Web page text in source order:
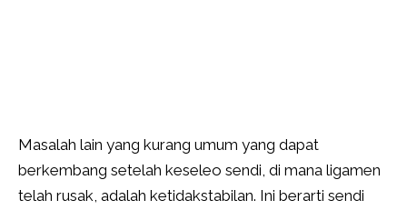
Masalah lain yang kurang umum yang dapat
berkembang setelah keseleo sendi, di mana ligamen
telah rusak, adalah ketidakstabilan. Ini berarti sendi